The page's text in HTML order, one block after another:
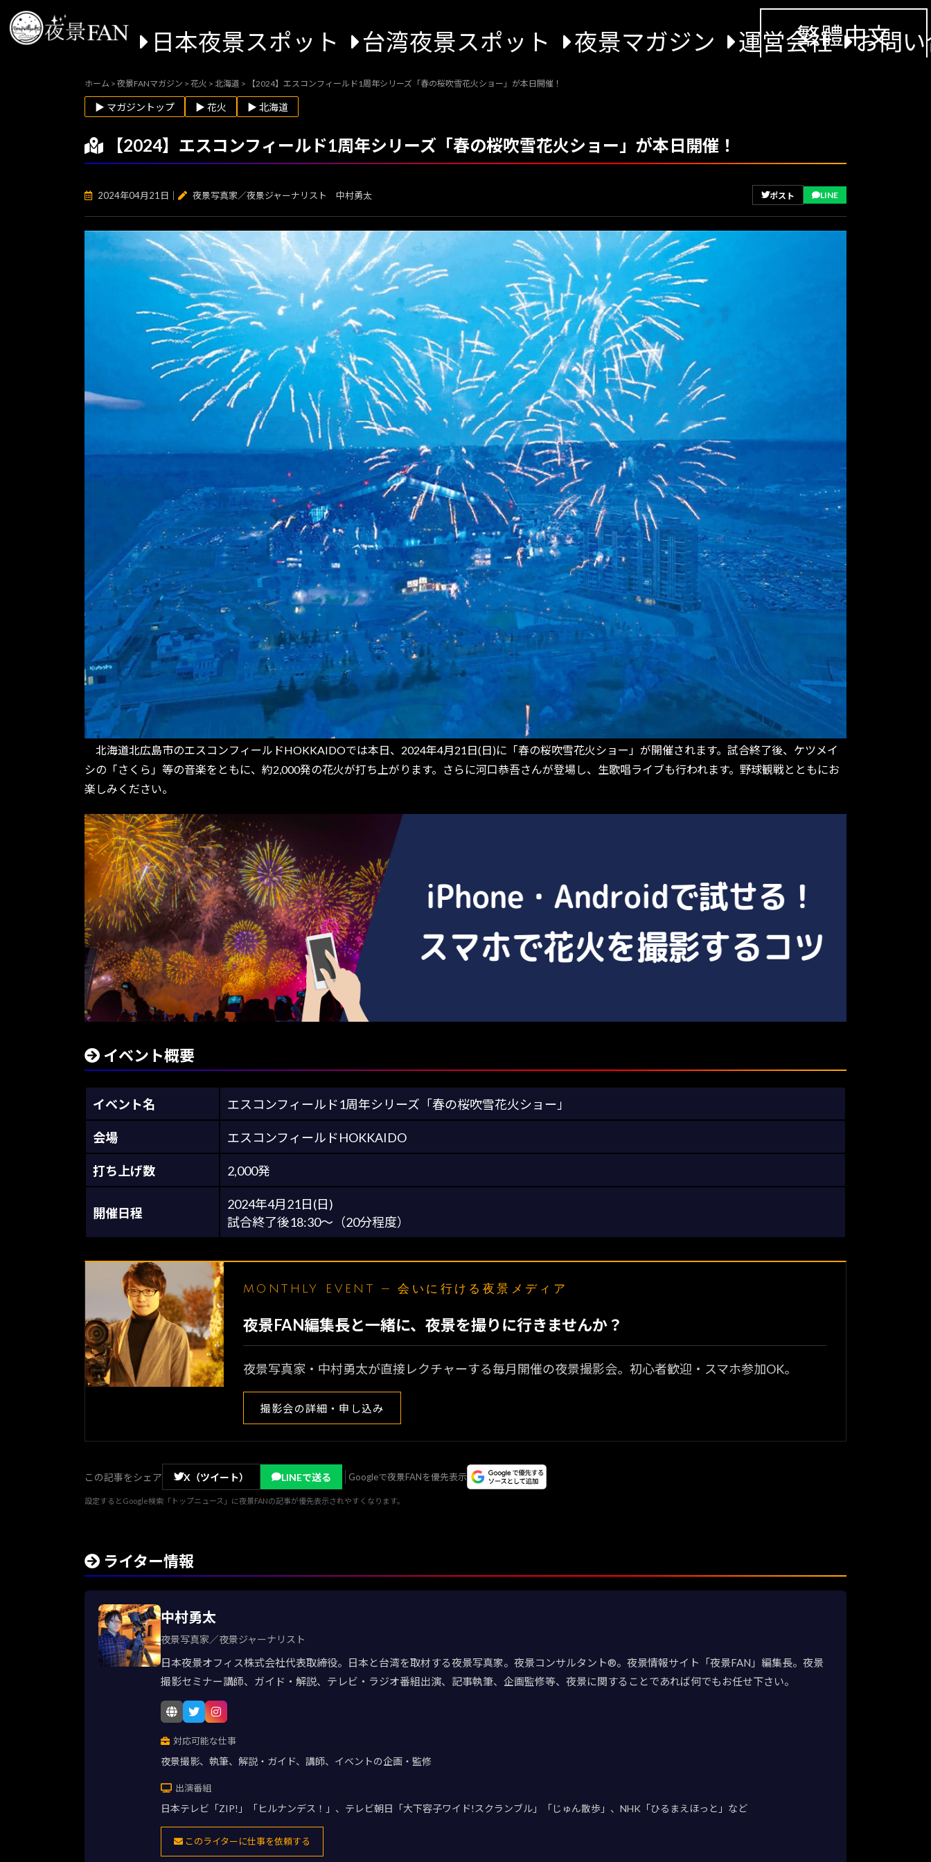
日本夜景スポット 台湾夜景スポット 夜景マガジン 運営会社 お問
繁體中文
ホーム > 夜景FANマガジン > 花火 > 北海道 > 【2024】エスコンフィールド1周年シリーズ「春の桜吹雪花火ショー」が本日開催！
▶ マガジントップ ▶ 花火 ▶ 北海道
【2024】エスコンフィールド1周年シリーズ「春の桜吹雪花火ショー」が本日開催！
2024年04月21日 夜景写真家／夜景ジャーナリスト 中村勇太 ポスト LINE
北海道北広島市のエスコンフィールドHOKKAIDOでは本日、2024年4月21日(日)に「春の桜吹雪花火ショー」が開催されます。試合終了後、ケツメイ
シの「さくら」等の音楽をともに、約2,000発の花火が打ち上がります。さらに河口恭吾さんが登場し、生歌唱ライブも行われます。野球観戦とともにお
楽しみください。
イベント概要
イベント名 エスコンフィールド1周年シリーズ「春の桜吹雪花火ショー」
会場 エスコンフィールドHOKKAIDO
打ち上げ数 2,000発
開催日程
2024年4月21日(日)
試合終了後18:30～（20分程度）
MONTHLY EVENT — 会いに行ける夜景メディア
夜景FAN編集長と一緒に、夜景を撮りに行きませんか？
夜景写真家・中村勇太が直接レクチャーする毎月開催の夜景撮影会。初心者歓迎・スマホ参加OK。
撮影会の詳細・申し込み
この記事をシェア X（ツイート） LINEで送る Googleで夜景FANを優先表示
設定するとGoogle検索「トップニュース」に夜景FANの記事が優先表示されやすくなります。
ライター情報
中村勇太
夜景写真家／夜景ジャーナリスト
日本夜景オフィス株式会社代表取締役。日本と台湾を取材する夜景写真家。夜景コンサルタント®。夜景情報サイト「夜景FAN」編集長。夜景
撮影セミナー講師、ガイド・解説、テレビ・ラジオ番組出演、記事執筆、企画監修等、夜景に関することであれば何でもお任せ下さい。
対応可能な仕事
夜景撮影、執筆、解説・ガイド、講師、イベントの企画・監修
出演番組
日本テレビ「ZIP!」「ヒルナンデス！」、テレビ朝日「大下容子ワイド!スクランブル」「じゅん散歩」、NHK「ひるまえほっと」など
このライターに仕事を依頼する